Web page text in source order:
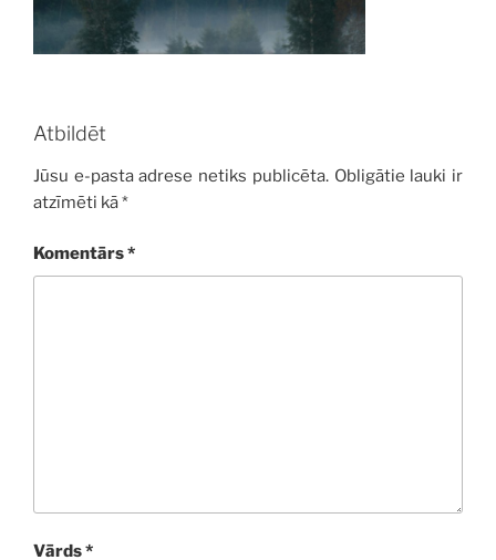
Atbildēt
Jūsu e-pasta adrese netiks publicēta. Obligātie lauki ir
atzīmēti kā*
Komentārs*
Vārds*